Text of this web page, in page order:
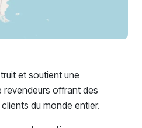
et soutient une
revendeurs offrant des
du monde entier.